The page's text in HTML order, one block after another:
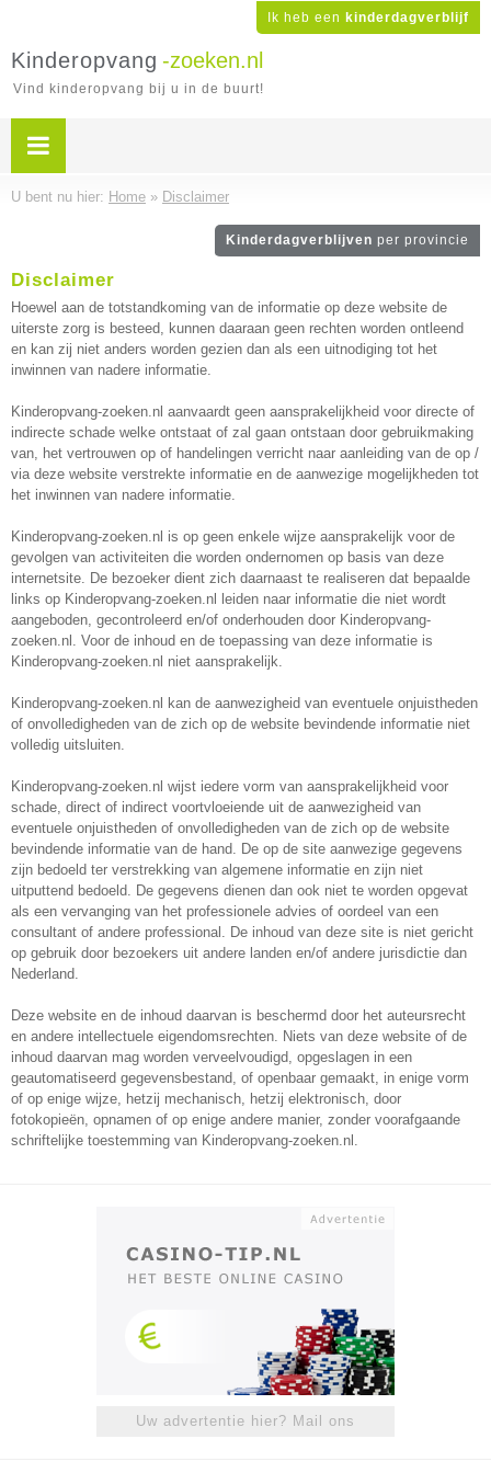
Ik heb een kinderdagverblijf
Kinderopvang -zoeken.nl
Vind kinderopvang bij u in de buurt!
U bent nu hier: Home » Disclaimer
Kinderdagverblijven per provincie
Disclaimer
Hoewel aan de totstandkoming van de informatie op deze website de
uiterste zorg is besteed, kunnen daaraan geen rechten worden ontleend
en kan zij niet anders worden gezien dan als een uitnodiging tot het
inwinnen van nadere informatie.
Kinderopvang-zoeken.nl aanvaardt geen aansprakelijkheid voor directe of
indirecte schade welke ontstaat of zal gaan ontstaan door gebruikmaking
van, het vertrouwen op of handelingen verricht naar aanleiding van de op /
via deze website verstrekte informatie en de aanwezige mogelijkheden tot
het inwinnen van nadere informatie.
Kinderopvang-zoeken.nl is op geen enkele wijze aansprakelijk voor de
gevolgen van activiteiten die worden ondernomen op basis van deze
internetsite. De bezoeker dient zich daarnaast te realiseren dat bepaalde
links op Kinderopvang-zoeken.nl leiden naar informatie die niet wordt
aangeboden, gecontroleerd en/of onderhouden door Kinderopvang-
zoeken.nl. Voor de inhoud en de toepassing van deze informatie is
Kinderopvang-zoeken.nl niet aansprakelijk.
Kinderopvang-zoeken.nl kan de aanwezigheid van eventuele onjuistheden
of onvolledigheden van de zich op de website bevindende informatie niet
volledig uitsluiten.
Kinderopvang-zoeken.nl wijst iedere vorm van aansprakelijkheid voor
schade, direct of indirect voortvloeiende uit de aanwezigheid van
eventuele onjuistheden of onvolledigheden van de zich op de website
bevindende informatie van de hand. De op de site aanwezige gegevens
zijn bedoeld ter verstrekking van algemene informatie en zijn niet
uitputtend bedoeld. De gegevens dienen dan ook niet te worden opgevat
als een vervanging van het professionele advies of oordeel van een
consultant of andere professional. De inhoud van deze site is niet gericht
op gebruik door bezoekers uit andere landen en/of andere jurisdictie dan
Nederland.
Deze website en de inhoud daarvan is beschermd door het auteursrecht
en andere intellectuele eigendomsrechten. Niets van deze website of de
inhoud daarvan mag worden verveelvoudigd, opgeslagen in een
geautomatiseerd gegevensbestand, of openbaar gemaakt, in enige vorm
of op enige wijze, hetzij mechanisch, hetzij elektronisch, door
fotokopieën, opnamen of op enige andere manier, zonder voorafgaande
schriftelijke toestemming van Kinderopvang-zoeken.nl.
Uw advertentie hier? Mail ons